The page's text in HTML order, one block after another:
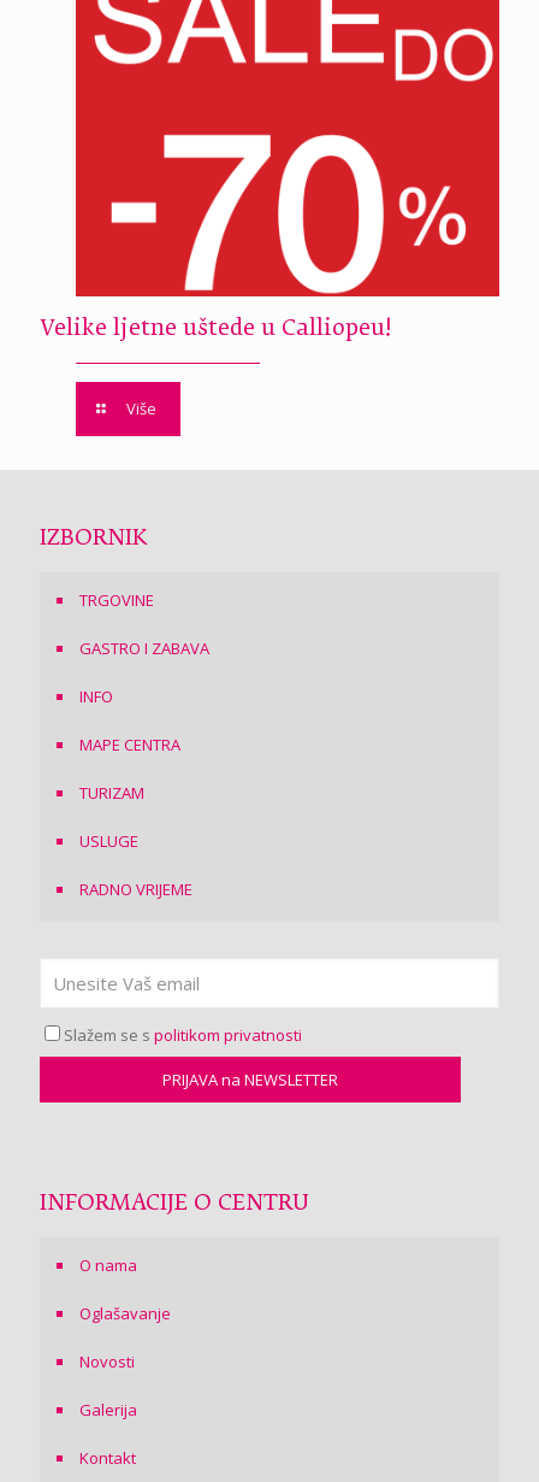
Velike ljetne uštede u Calliopeu!
Više
IZBORNIK
TRGOVINE
GASTRO I ZABAVA
INFO
MAPE CENTRA
TURIZAM
USLUGE
RADNO VRIJEME
Slažem se s politikom privatnosti
INFORMACIJE O CENTRU
O nama
Oglašavanje
Novosti
Galerija
Kontakt